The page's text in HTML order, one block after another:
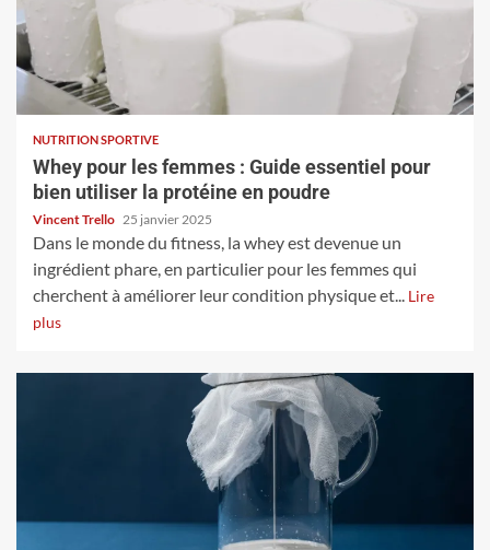
NUTRITION SPORTIVE
Whey pour les femmes : Guide essentiel pour
bien utiliser la protéine en poudre
Vincent Trello 25 janvier 2025
Dans le monde du fitness, la whey est devenue un
ingrédient phare, en particulier pour les femmes qui
cherchent à améliorer leur condition physique et... Lire
plus